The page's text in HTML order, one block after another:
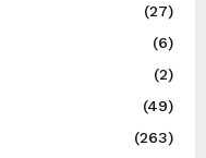
(27)
(6)
(2)
(49)
(263)